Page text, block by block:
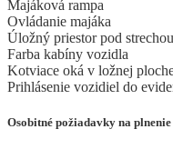
Majáková rampa
Ovládanie majáka
Úložný priestor pod strechou
Farba kabíny vozidla
Kotviace oká v ložnej
Prihlásenie vozidiel do
Osobitné požiadavky na plnenie